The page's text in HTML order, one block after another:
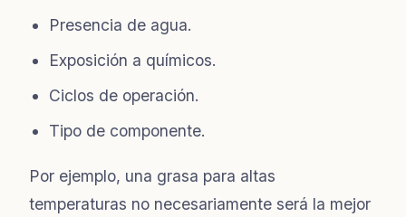
Presencia de agua.
Exposición a químicos.
Ciclos de operación.
Tipo de componente.
Por ejemplo, una grasa para altas
temperaturas no necesariamente será la mejor